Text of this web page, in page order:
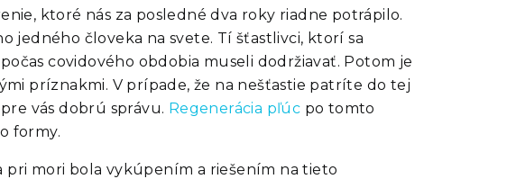
ktoré nás za posledné dva roky riadne potrápilo.
jedného človeka na svete. Tí šťastlivci, ktorí sa
covidového obdobia museli dodržiavať. Potom je
príznakmi. V prípade, že na nešťastie patríte do tej
vás dobrú správu. Regenerácia pľúc po tomto
formy.
pri mori bola vykúpením a riešením na tieto